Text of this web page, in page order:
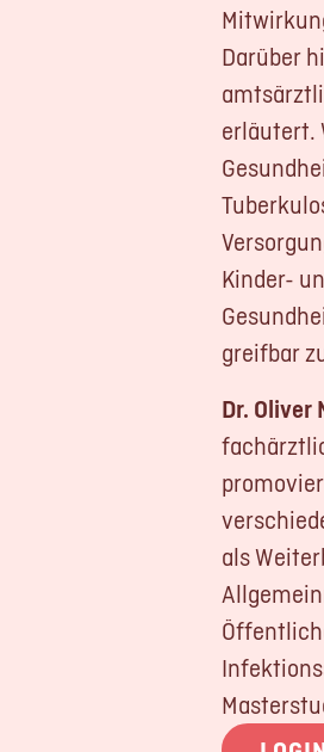
Darüber
erläutert.
Kinder-
greifbar
Dr. Oliver
als